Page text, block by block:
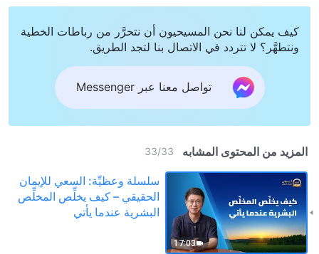
كيف يمكن لنا نحن المسيحيون أن نتحرَّر من رباطات الخطية
ونتطهَّر؟ لا تتردد في الاتصال بنا لتجد الطريق.
تواصل معنا عبر Messenger
المزيد من المحتوى المشابه 33/33
17:03
سلسلة وعظيِّة: السعي للإيمان
الحقيقي – كيف يخلِّص المخلِّص
البشرية عندما يأتي